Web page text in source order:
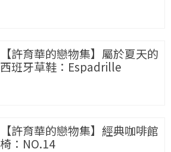
【許育華的戀物集】屬於夏天的
西班牙草鞋：Espadrille
【許育華的戀物集】經典咖啡館
椅：NO.14